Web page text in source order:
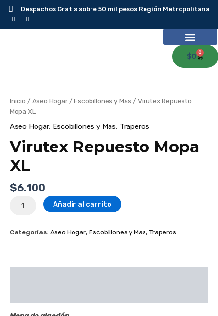
Despachos Gratis sobre 50 mil pesos Región Metropolitana
$0 0
Inicio / Aseo Hogar / Escobillones y Mas / Virutex Repuesto
Mopa XL
Aseo Hogar, Escobillones y Mas, Traperos
Virutex Repuesto Mopa
XL
$6.100
cantidad
Añadir al carrito
Categorías: Aseo Hogar, Escobillones y Mas, Traperos